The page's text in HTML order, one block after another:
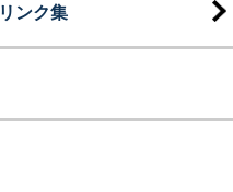
リンク集